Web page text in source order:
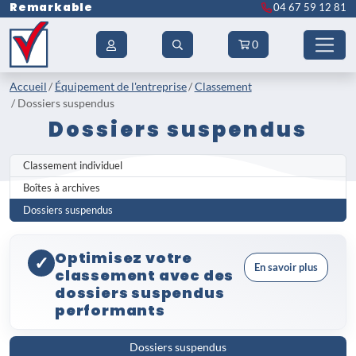
Remarkable 04 67 59 12 81
0
Accueil Équipement de l'entreprise
Classement
Dossiers suspendus
Dossiers suspendus
Classement individuel
Boîtes à archives
Dossiers suspendus
✓ Optimisez votre
classement avec des
dossiers suspendus
performants
une solution de classement
En savoir plus
Dossiers suspendus